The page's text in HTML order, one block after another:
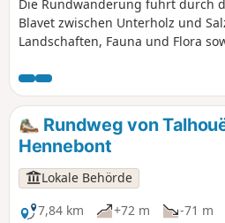
Die Rundwanderung führt durch
Blavet zwischen Unterholz und
Landschaften, Fauna und Flora
Rundweg von
Hennebont
Lokale Behörde
7,84 km
+72 m
-71 m